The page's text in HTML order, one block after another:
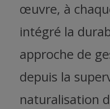
œuvre, à
intégré la
approche de
depuis la
naturalisation